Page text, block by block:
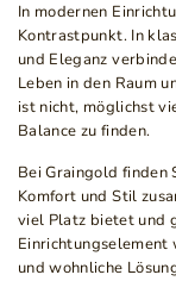
In modernen
Kontrastpunkt. In
und Eleganz
Leben in den Raum
ist nicht, möglichst
Balance zu finden.
Bei Graingold finden
Komfort und Stil
viel Platz bietet und
und wohnliche